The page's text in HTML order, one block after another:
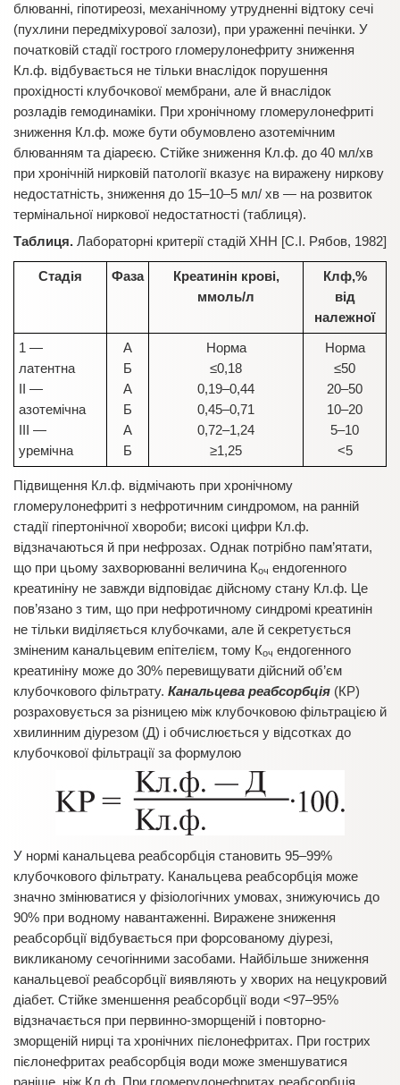
блюванні, гіпотиреозі, механічному утрудненні відтоку сечі
(пухлини передміхурової залози), при ураженні печінки. У
початковій стадії гострого гломерулонефриту зниження
Кл.ф. відбувається не тільки внаслідок порушення
прохідності клубочкової мембрани, але й внаслідок
розладів гемодинаміки. При хронічному гломерулонефриті
зниження Кл.ф. може бути обумовлено азотемічним
блюванням та діареєю. Стійке зниження Кл.ф. до 40 мл/хв
при хронічній нирковій патології вказує на виражену ниркову
недостатність, зниження до 15–10–5 мл/ хв — на розвиток
термінальної ниркової недостатності (таблиця).
Таблиця. Лабораторні критерії стадій ХНН [С.І. Рябов, 1982]
Стадія Фаза
Креатинін крові,
ммоль/л
Клф,%
від
належної
1 —
латентна
ІІ —
азотемічна
ІІІ —
уремічна
А
Б
А
Б
А
Б
Норма
≤0,18
0,19–0,44
0,45–0,71
0,72–1,24
≥1,25
Норма
≤50
20–50
10–20
5–10
<5
Підвищення Кл.ф. відмічають при хронічному
гломерулонефриті з нефротичним синдромом, на ранній
стадії гіпертонічної хвороби; високі цифри Кл.ф.
відзначаються й при нефрозах. Однак потрібно пам’ятати,
що при цьому захворюванні величина Коч ендогенного
креатиніну не завжди відповідає дійсному стану Кл.ф. Це
пов’язано з тим, що при нефротичному синдромі креатинін
не тільки виділяється клубочками, але й секретується
зміненим канальцевим епітелієм, тому Коч ендогенного
креатиніну може до 30% перевищувати дійсний об’єм
клубочкового фільтрату. Канальцева реабсорбція (КР)
розраховується за різницею між клубочковою фільтрацією й
хвилинним діурезом (Д) і обчислюється у відсотках до
клубочкової фільтрації за формулою
У нормі канальцева реабсорбція становить 95–99%
клубочкового фільтрату. Канальцева реабсорбція може
значно змінюватися у фізіологічних умовах, знижуючись до
90% при водному навантаженні. Виражене зниження
реабсорбції відбувається при форсованому діурезі,
викликаному сечогінними засобами. Найбільше зниження
канальцевої реабсорбції виявляють у хворих на нецукровий
діабет. Стійке зменшення реабсорбції води <97–95%
відзначається при первинно-зморщеній і повторно-
зморщеній нирці та хронічних пієлонефритах. При гострих
пієлонефритах реабсорбція води може зменшуватися
раніше, ніж Кл.ф. При гломерулонефритах реабсорбція